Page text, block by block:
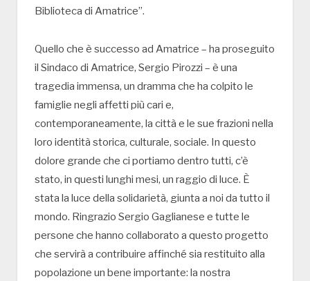
Biblioteca di Amatrice”.
Quello che è successo ad Amatrice – ha proseguito
il Sindaco di Amatrice, Sergio Pirozzi – è una
tragedia immensa, un dramma che ha colpito le
famiglie negli affetti più cari e,
contemporaneamente, la città e le sue frazioni nella
loro identità storica, culturale, sociale. In questo
dolore grande che ci portiamo dentro tutti, c’è
stato, in questi lunghi mesi, un raggio di luce. È
stata la luce della solidarietà, giunta a noi da tutto il
mondo. Ringrazio Sergio Gaglianese e tutte le
persone che hanno collaborato a questo progetto
che servirà a contribuire affinché sia restituito alla
popolazione un bene importante: la nostra